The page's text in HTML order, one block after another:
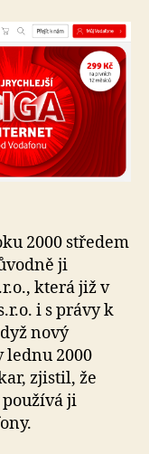
2000 středem
ji
která již v
i s právy k
nový
lednu 2000
zjistil, že
používá ji